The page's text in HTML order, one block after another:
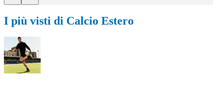
I più visti di Calcio Estero